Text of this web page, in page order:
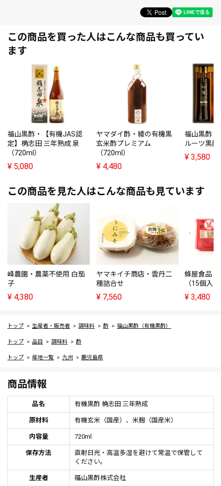
この商品を買った人はこんな商品も買ってい
ます
福山黒酢・【有機JAS認
定】桷志田 三年熟成 泉
（720ml）
¥ 5,080
ヤマダイ酢・綾の有機黒
玄米酢プレミアム
（720ml）
¥ 4,480
福山黒酢
ルーツ黒
¥ 3,580
この商品を見た人はこんな商品も見ています
峰農園・農薬不使用 白茄
子
¥ 4,380
ヤマキイチ商店・雲丹二
種詰合せ
¥ 7,560
蜂屋食品
（15個入
¥ 3,480
トップ 生産者・販売者 調味料 酢 福山黒酢（有機黒酢）
トップ 品目 調味料 酢
トップ 産地一覧 九州 鹿児島県
商品情報
品名 有機黒酢 桷志田 三年熟成
原材料 有機玄米（国産）、米麹（国産米）
内容量 720ml
保存方法
直射日光・高温多湿を避けて常温で保管して
ください。
生産者 福山黒酢株式会社